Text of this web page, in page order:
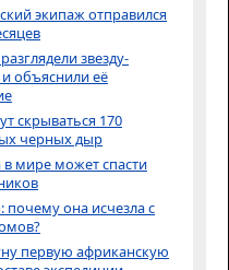
экипаж отправился
звезду-
и объяснили её
скрываться 170
черных дыр
мире может спасти
почему она исчезла с
первую африканскую